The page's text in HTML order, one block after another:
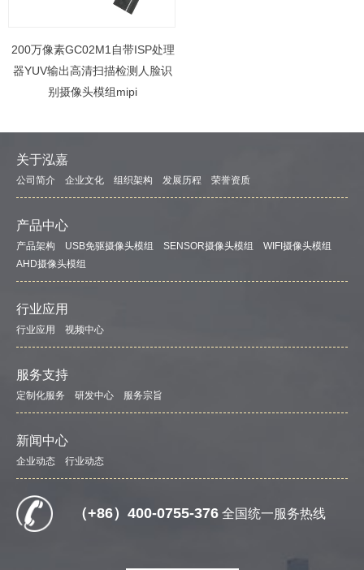
200万像素GC02M1自带ISP处理
器YUV输出高清扫描检测人脸识
别摄像头模组mipi
关于泓嘉
公司简介 企业文化 组织架构 发展历程 荣誉资质
产品中心
产品架构 USB免驱摄像头模组 SENSOR摄像头模组
WIFI摄像头模组
AHD摄像头模组
行业应用
行业应用 视频中心
服务支持
定制化服务 研发中心 服务宗旨
新闻中心
企业动态 行业动态
（+86）400-0755-376 全国统一服务热线